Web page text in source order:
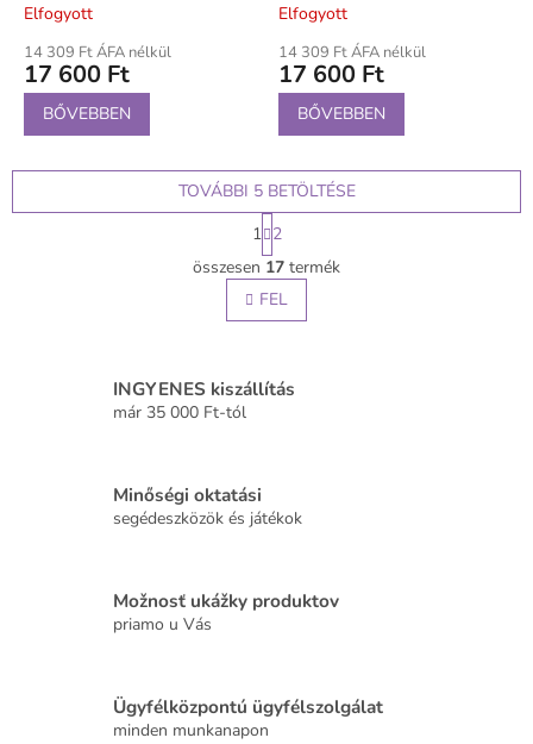
Elfogyott
14 309 Ft ÁFA nélkül
17 600 Ft
BŐVEBBEN
Elfogyott
14 309 Ft ÁFA nélkül
17 600 Ft
BŐVEBBEN
L
i
s
t
r
á
l
e
TOVÁBBI 5 BETÖLTÉSE
L
a
p
o
z
á
1 2
összesen 17 termék
FEL
INGYENES kiszállítás
már 35 000 Ft-tól
Minőségi oktatási
segédeszközök és játékok
Možnosť ukážky produktov
priamo u Vás
Ügyfélközpontú ügyfélszolgálat
minden munkanapon